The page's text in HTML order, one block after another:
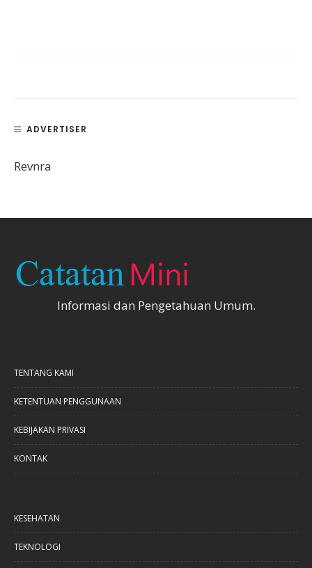
ADVERTISER
Revnra
Informasi dan Pengetahuan Umum.
TENTANG KAMI
KETENTUAN PENGGUNAAN
KEBIJAKAN PRIVASI
KONTAK
KESEHATAN
TEKNOLOGI